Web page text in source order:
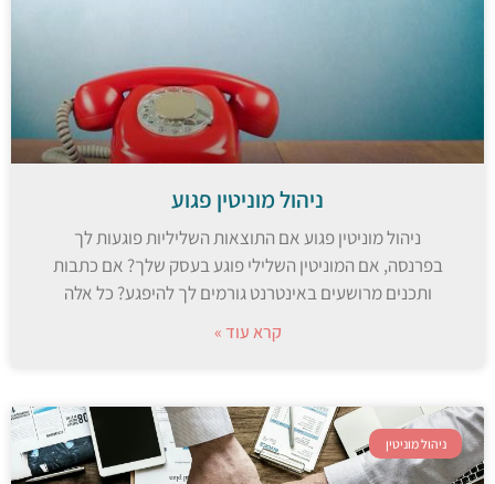
ניהול מוניטין פגוע
ניהול מוניטין פגוע אם התוצאות השליליות פוגעות לך
בפרנסה, אם המוניטין השלילי פוגע בעסק שלך? אם כתבות
ותכנים מרושעים באינטרנט גורמים לך להיפגע? כל אלה
קרא עוד »
ניהול מוניטין